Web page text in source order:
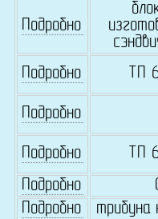
Подробно
Подробно ТП
Подробно
Подробно ТП
Подробно
Подробно
трибуна